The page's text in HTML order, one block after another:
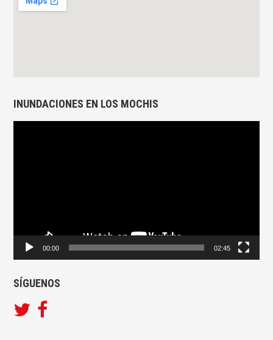
INUNDACIONES EN LOS MOCHIS
00:00 02:45
SÍGUENOS